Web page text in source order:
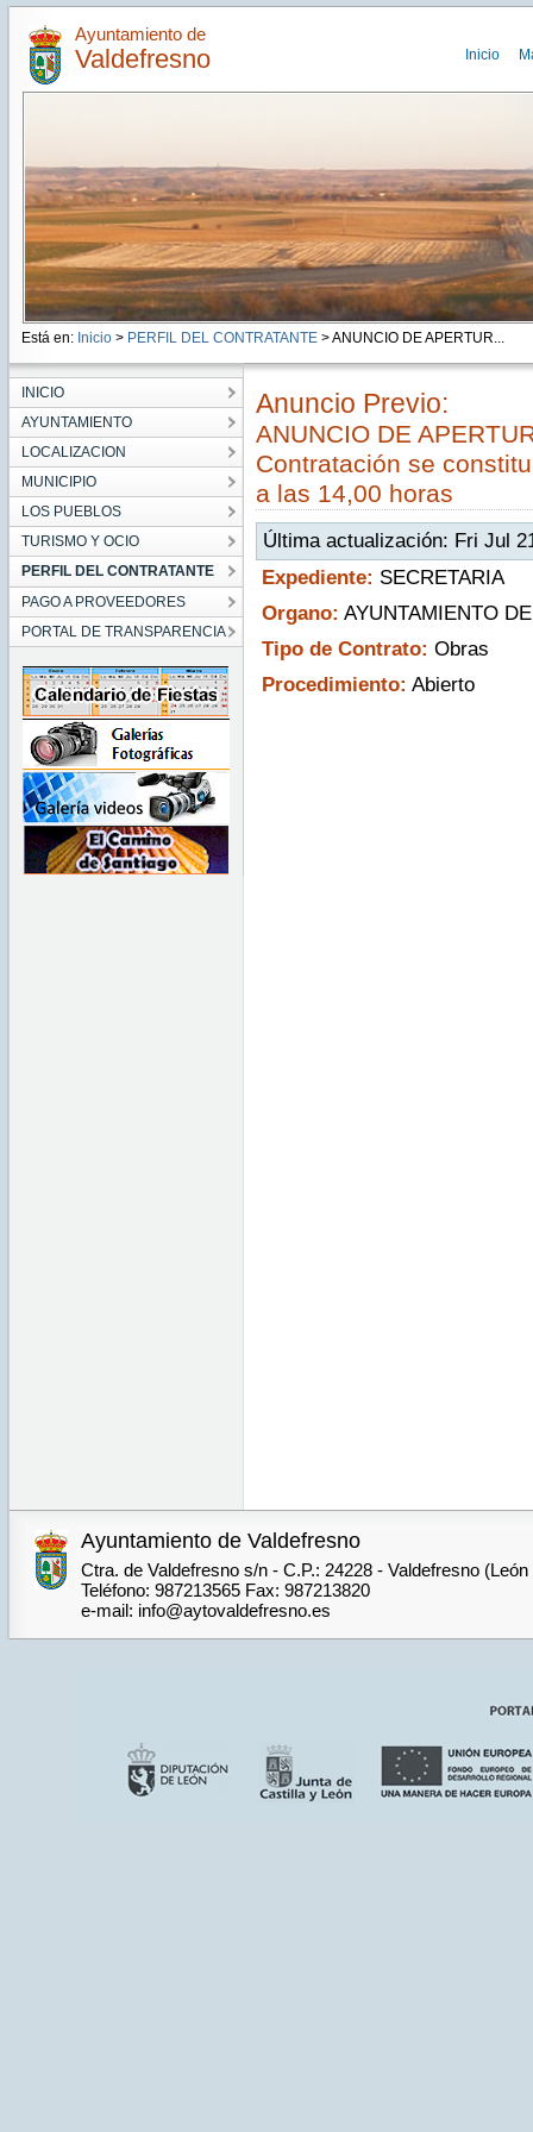
Ayuntamiento de
Valdefresno Inicio
Está en: Inicio > PERFIL DEL CONTRATANTE> ANUNCIO DE APERTUR...
INICIO
AYUNTAMIENTO
LOCALIZACION
MUNICIPIO
LOS PUEBLOS
TURISMO Y OCIO
PERFIL DEL CONTRATANTE
PAGO A PROVEEDORES
PORTAL DE TRANSPARENCIA
Anuncio Previo:
ANUNCIO DE
Contratación se
a las 14,00 horas
Última actualización: Fri Jul
Expediente: SECRETARIA
Organo: AYUNTAMIENTO
Tipo de Contrato: Obras
Procedimiento: Abierto
Ayuntamiento de Valdefresno
Ctra. de Valdefresno s/n - C.P.: 24228 - Valdefresno
Teléfono: 987213565 Fax: 987213820
e-mail: info@aytovaldefresno.es